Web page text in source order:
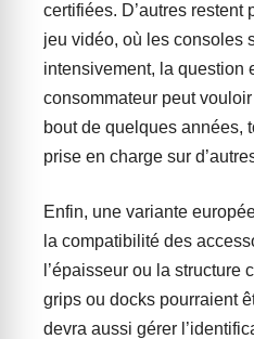
certifiées. D’autres restent
jeu vidéo, où les consoles
intensivement, la question
consommateur peut
bout de quelques années,
prise en charge sur
Enfin, une variante
la compatibilité des
l’épaisseur ou la structure
grips ou docks pourraient
devra aussi gérer